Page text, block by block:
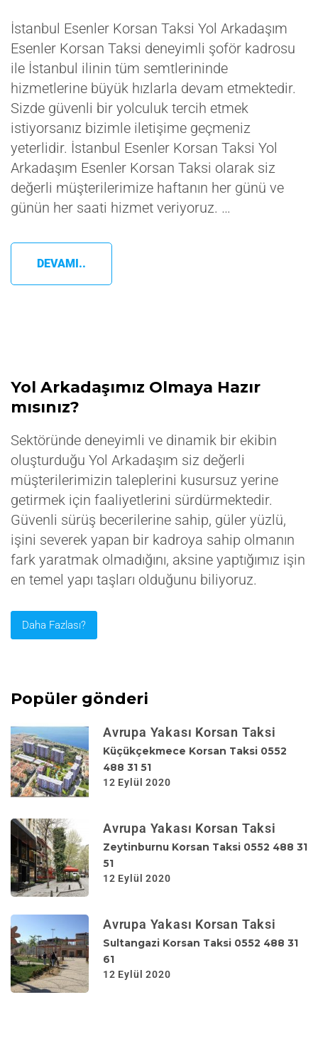
İstanbul Esenler Korsan Taksi Yol Arkadaşım
Esenler Korsan Taksi deneyimli şoför kadrosu
ile İstanbul ilinin tüm semtlerininde
hizmetlerine büyük hızlarla devam etmektedir.
Sizde güvenli bir yolculuk tercih etmek
istiyorsanız bizimle iletişime geçmeniz
yeterlidir. İstanbul Esenler Korsan Taksi Yol
Arkadaşım Esenler Korsan Taksi olarak siz
değerli müşterilerimize haftanın her günü ve
günün her saati hizmet veriyoruz. …
DEVAMI..
Yol Arkadaşımız Olmaya Hazır
mısınız?
Sektöründe deneyimli ve dinamik bir ekibin
oluşturduğu Yol Arkadaşım siz değerli
müşterilerimizin taleplerini kusursuz yerine
getirmek için faaliyetlerini sürdürmektedir.
Güvenli sürüş becerilerine sahip, güler yüzlü,
işini severek yapan bir kadroya sahip olmanın
fark yaratmak olmadığını, aksine yaptığımız işin
en temel yapı taşları olduğunu biliyoruz.
Daha Fazlası?
Popüler gönderi
Avrupa Yakası Korsan Taksi
Küçükçekmece Korsan Taksi 0552
488 31 51
12 Eylül 2020
Avrupa Yakası Korsan Taksi
Zeytinburnu Korsan Taksi 0552 488 31
51
12 Eylül 2020
Avrupa Yakası Korsan Taksi
Sultangazi Korsan Taksi 0552 488 31
61
12 Eylül 2020